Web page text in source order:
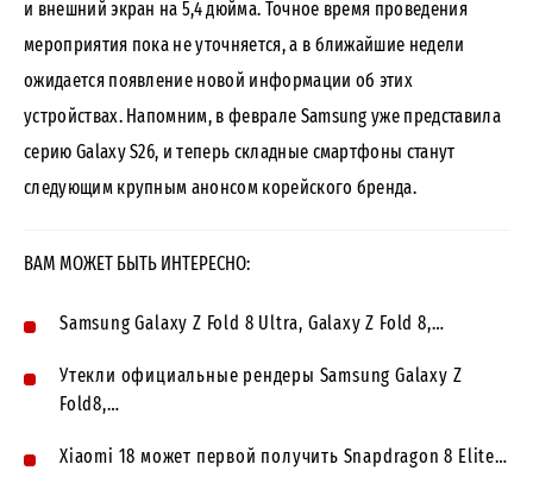
и внешний экран на 5,4 дюйма. Точное время проведения
мероприятия пока не уточняется, а в ближайшие недели
ожидается появление новой информации об этих
устройствах. Напомним, в феврале Samsung уже представила
серию Galaxy S26, и теперь складные смартфоны станут
следующим крупным анонсом корейского бренда.
ВАМ МОЖЕТ БЫТЬ ИНТЕРЕСНО:
Samsung Galaxy Z Fold 8 Ultra, Galaxy Z Fold 8,…
Утекли официальные рендеры Samsung Galaxy Z
Fold8,…
Xiaomi 18 может первой получить Snapdragon 8 Elite…